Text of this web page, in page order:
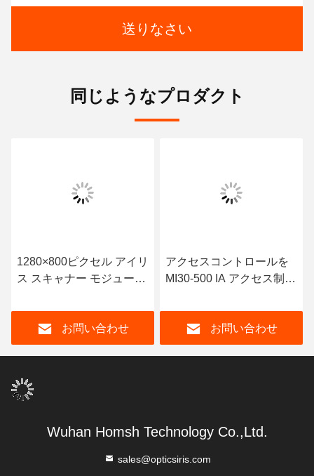
送りなさい
同じようなプロダクト
1280×800ピクセル アイリ
ス スキャナー モジュール
HWTM 統合登録
お問い合わせ
アクセスコントロールを
MI30-500 IA アクセス制御
お問い合わせ
Wuhan Homsh Technology Co.,Ltd.
sales@opticsiris.com